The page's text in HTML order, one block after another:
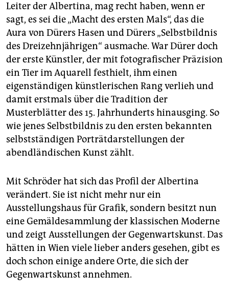
Leiter der Albertina, mag recht haben, wenn er
sagt, es sei die „Macht des ersten Mals“, das die
Aura von Dürers Hasen und Dürers „Selbstbildnis
des Dreizehnjährigen“ ausmache. War Dürer doch
der erste Künstler, der mit fotografischer Präzision
ein Tier im Aquarell festhielt, ihm einen
eigenständigen künstlerischen Rang verlieh und
damit erstmals über die Tradition der
Musterblätter des 15. Jahrhunderts hinausging. So
wie jenes Selbstbildnis zu den ersten bekannten
selbstständigen Porträtdarstellungen der
abendländischen Kunst zählt.
Mit Schröder hat sich das Profil der Albertina
verändert. Sie ist nicht mehr nur ein
Ausstellungshaus für Grafik, sondern besitzt nun
eine Gemäldesammlung der klassischen Moderne
und zeigt Ausstellungen der Gegenwartskunst. Das
hätten in Wien viele lieber anders gesehen, gibt es
doch schon einige andere Orte, die sich der
Gegenwartskunst annehmen.